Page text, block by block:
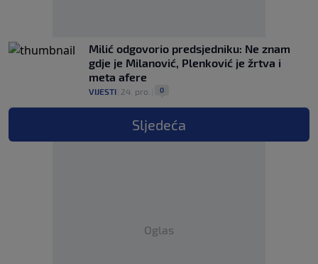
Milić odgovorio predsjedniku: Ne znam
gdje je Milanović, Plenković je žrtva i
meta afere
VIJESTI 24. pro. 0
Sljedeća
Oglas